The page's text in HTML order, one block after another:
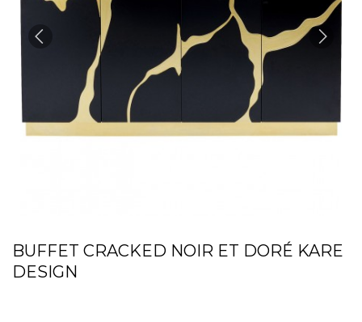
BUFFET CRACKED NOIR ET DORÉ KARE
DESIGN